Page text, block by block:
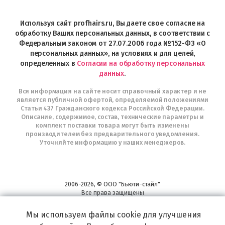
Telegram
Используя сайт profhairs.ru, Вы даете свое согласие на
обработку Ваших персональных данных, в соответствии с
Федеральным законом от 27.07.2006 года №152-ФЗ «О
персональных данных», на условиях и для целей,
определенных в Согласии на обработку персональных
данных.
Вся информация на сайте носит справочный характер и не
является публичной офертой, определяемой положениями
Статьи 437 Гражданского кодекса Российской Федерации.
Описание, содержимое, состав, технические параметры и
комплект поставки товара могут быть изменены
производителем без предварительного уведомления.
Уточняйте информацию у наших менеджеров.
2006-2026, © ООО "Бьюти-стайл"
Все права защищены
Широкий выбор инструментов, аксессуаров и принадлежностей для
воплощения
Мы используем файлы cookie для улучшения